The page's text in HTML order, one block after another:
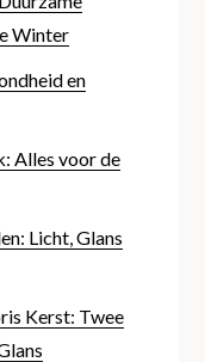
Winter
en
Alles voor de
Licht, Glans
Kerst: Twee